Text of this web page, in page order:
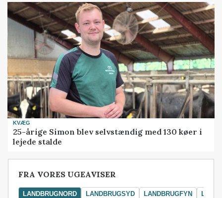
KVÆG
25-årige Simon blev selvstændig med 130 køer i
lejede stalde
FRA VORES UGEAVISER
LANDBRUGNORD LANDBRUGSYD LANDBRUGFYN